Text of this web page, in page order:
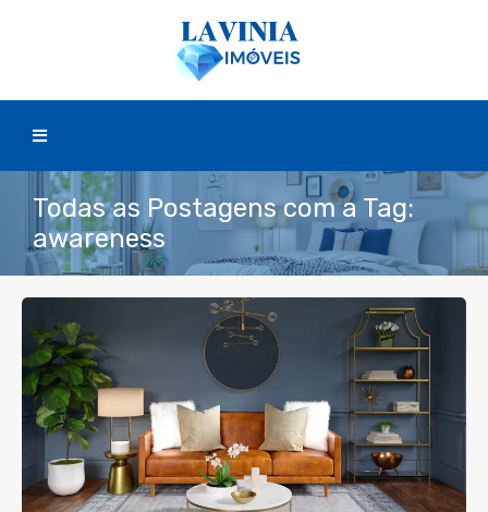
Todas as Postagens com a Tag:
awareness